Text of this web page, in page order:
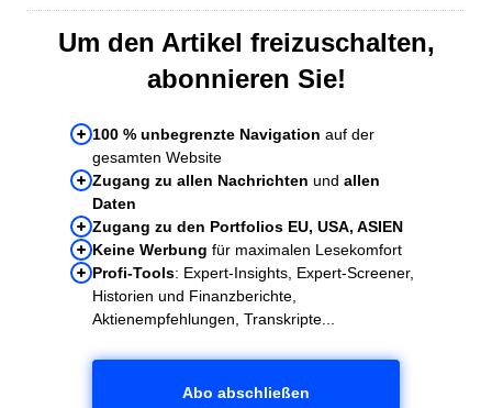
Um den Artikel freizuschalten,
abonnieren Sie!
100 % unbegrenzte Navigation auf der
gesamten Website
Zugang zu allen Nachrichten und allen
Daten
Zugang zu den Portfolios EU, USA, ASIEN
Keine Werbung für maximalen Lesekomfort
Profi-Tools: Expert-Insights, Expert-Screener,
Historien und Finanzberichte,
Aktienempfehlungen, Transkripte...
Abo abschließen